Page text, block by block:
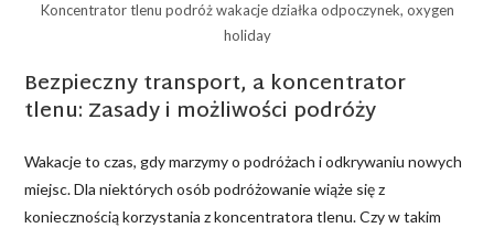
Koncentrator tlenu podróż wakacje działka odpoczynek, oxygen
holiday
Bezpieczny transport, a koncentrator
tlenu: Zasady i możliwości podróży
Wakacje to czas, gdy marzymy o podróżach i odkrywaniu nowych
miejsc. Dla niektórych osób podróżowanie wiąże się z
koniecznością korzystania z koncentratora tlenu. Czy w takim